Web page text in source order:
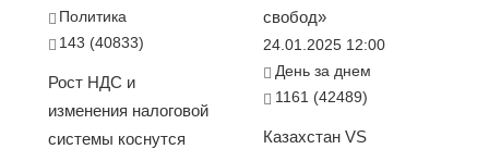
Политика
143 (40833)
Рост НДС и
изменения налоговой
системы коснутся
свобод»
24.01.2025 12:00
День за днем
1161 (42489)
Казахстан VS